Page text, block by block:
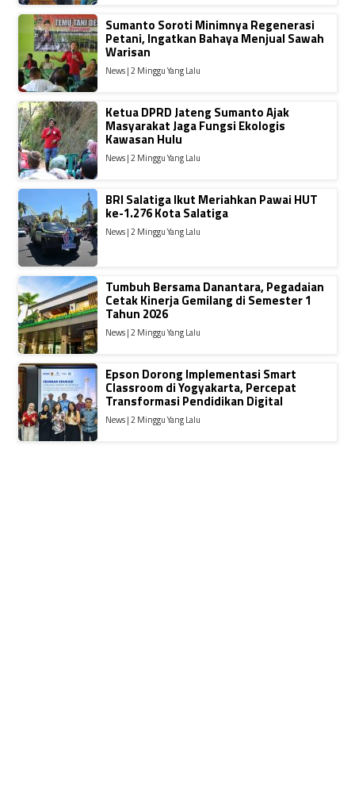
Sumanto Soroti Minimnya Regenerasi
Petani, Ingatkan Bahaya Menjual Sawah
Warisan
News | 2 Minggu Yang Lalu
Ketua DPRD Jateng Sumanto Ajak
Masyarakat Jaga Fungsi Ekologis
Kawasan Hulu
News | 2 Minggu Yang Lalu
BRI Salatiga Ikut Meriahkan Pawai HUT
ke-1.276 Kota Salatiga
News | 2 Minggu Yang Lalu
Tumbuh Bersama Danantara, Pegadaian
Cetak Kinerja Gemilang di Semester 1
Tahun 2026
News | 2 Minggu Yang Lalu
Epson Dorong Implementasi Smart
Classroom di Yogyakarta, Percepat
Transformasi Pendidikan Digital
News | 2 Minggu Yang Lalu